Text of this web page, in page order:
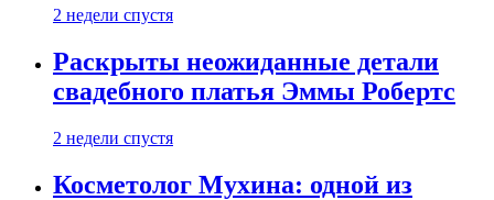
2 недели спустя
Раскрыты неожиданные детали
свадебного платья Эммы Робертс
2 недели спустя
Косметолог Мухина: одной из